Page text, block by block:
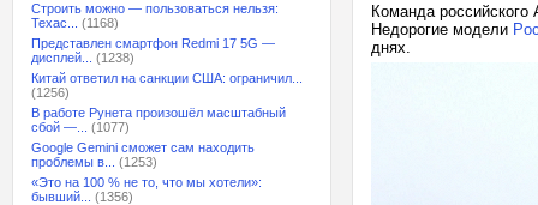
Строить можно — пользоваться нельзя:
Техас...
(1168)
Представлен смартфон Redmi 17 5G —
дисплей...
(1238)
Китай ответил на санкции США: ограничил...
(1256)
В работе Рунета произошёл масштабный
сбой —...
(1077)
Google Gemini сможет сам находить
проблемы в...
(1253)
«Это на 100 % не то, что мы хотели»:
бывший...
(1356)
Команда
Недорогие модели
днях.